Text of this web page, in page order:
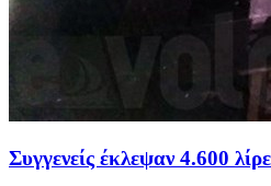
Συγγενείς έκλεψαν 4.600